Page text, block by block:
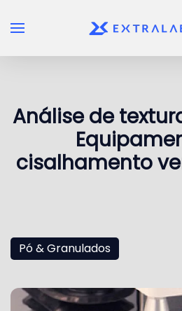
Skip to main content
Análise de
cisalhamento
Pó & Granulados